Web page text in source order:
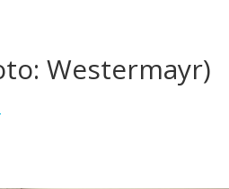
Westermayr)